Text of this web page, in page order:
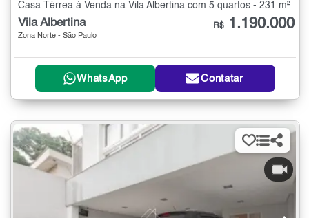
Casa Térrea à Venda na Vila Albertina com 5 quartos - 231 m²
Vila Albertina
Zona Norte - São Paulo
R$ 1.190.000
WhatsApp Contatar